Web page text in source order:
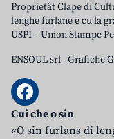
Proprietât Clape di
lenghe furlane e cu la
USPI – Union Stampe
ENSOUL srl-Grafiche
Cui che o sin
«O sin furlans di